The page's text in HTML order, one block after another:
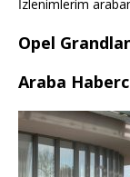
İzlenimlerim
Opel
Araba